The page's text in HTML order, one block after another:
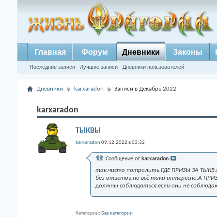
Главная Форум Дневники
Последние записи Лучшие записи Дневники пользователей
Законы
Дневники karxaradon Записи в Декабрь 2022
karxaradon
ТЫКВЫ
karxaradon 09.12.2022 в 03:32
Сообщение от karxaradon
так.чисто потролить.ГДЕ ПРИЗЫ ЗА
без ответов.но всё таки интересно.А
должны соблюдаться.если они не
Категории Без категории